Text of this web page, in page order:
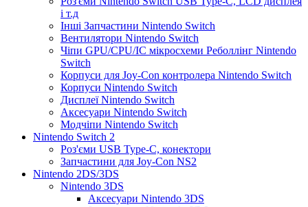
і т.д
Інші Запчастини Nintendo Switch
Вентилятори Nintendo Switch
Чіпи GPU/CPU/IC мікросхеми Реболлінг Nintendo
Switch
Корпуси для Joy-Con контролера Nintendo Switch
Корпуси Nintendo Switch
Дисплеї Nintendo Switch
Аксесуари Nintendo Switch
Модчіпи Nintendo Switch
Nintendo Switch 2
Роз'єми USB Type-C, конектори
Запчастини для Joy-Con NS2
Nintendo 2DS/3DS
Nintendo 3DS
Аксесуари Nintendo 3DS